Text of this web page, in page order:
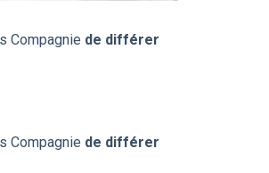
Compagnie de différer
Compagnie de différer